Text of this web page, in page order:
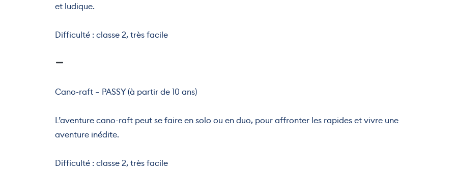
et ludique.
Difficulté : classe 2, très facile
Cano-raft – PASSY (à partir de 10 ans)
L’aventure cano-raft peut se faire en solo ou en duo, pour affronter les rapides et vivre une
aventure inédite.
Difficulté : classe 2, très facile